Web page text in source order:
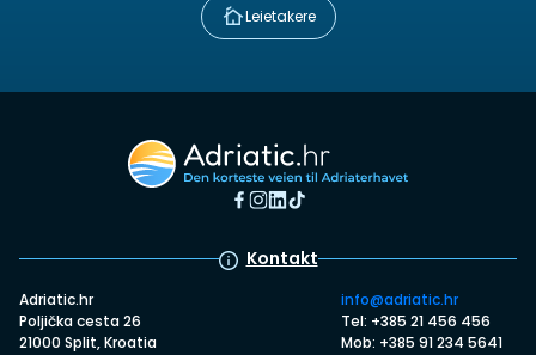
Leietakere
Kontakt
Adriatic.hr
Poljička cesta 26
21000 Split, Kroatia
info@adriatic.hr
Tel: +385 21 456 456
Mob: +385 91 234 5641